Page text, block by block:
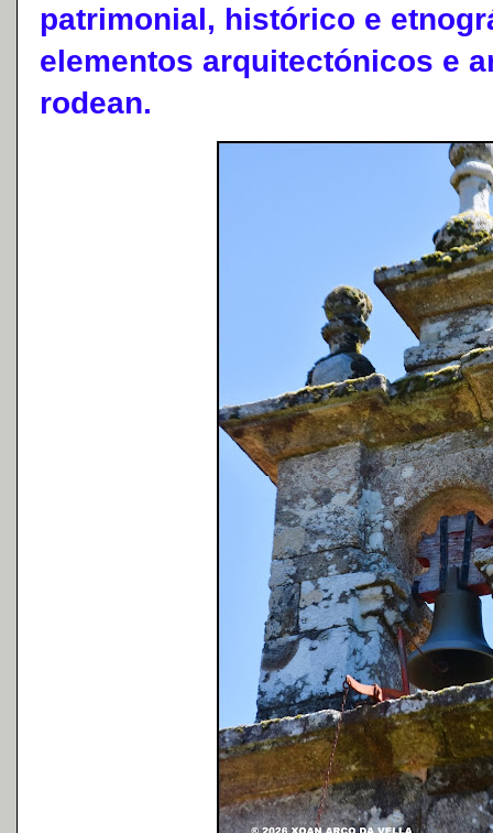
patrimonial, histórico e
elementos arquitectónicos e
rodean.